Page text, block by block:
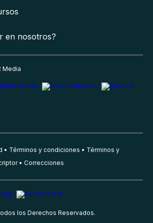
en nosotros?
Media
Términos y condiciones
Términos y
Correcciones
los Derechos Reservados.